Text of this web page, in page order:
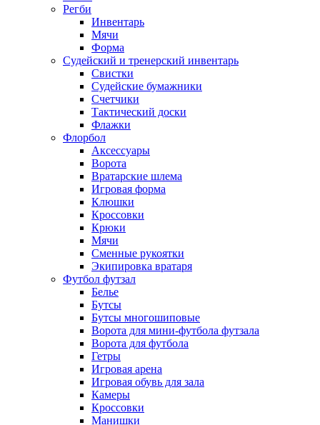
Регби
Инвентарь
Мячи
Форма
Судейский и тренерский инвентарь
Свистки
Судейские бумажники
Счетчики
Тактический доски
Флажки
Флорбол
Аксессуары
Ворота
Вратарские шлема
Игровая форма
Клюшки
Кроссовки
Крюки
Мячи
Сменные рукоятки
Экипировка вратаря
Футбол футзал
Белье
Бутсы
Бутсы многошиповые
Ворота для мини-футбола футзала
Ворота для футбола
Гетры
Игровая арена
Игровая обувь для зала
Камеры
Кроссовки
Манишки